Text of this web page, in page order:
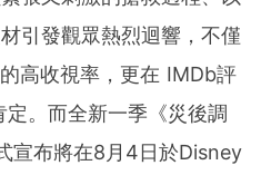
引發觀眾熱烈迴響， 不僅
的高收視率，更在 IMDb評
定。而全新一季《災後調
宣布將在8月 4日於Disney